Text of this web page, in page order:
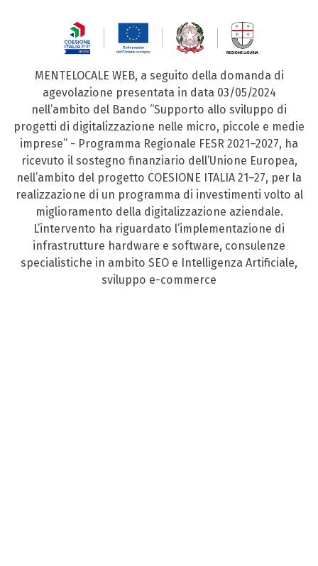
MENTELOCALE WEB, a seguito della domanda di
agevolazione presentata in data 03/05/2024
nell’ambito del Bando “Supporto allo sviluppo di
progetti di digitalizzazione nelle micro, piccole e medie
imprese” - Programma Regionale FESR 2021–2027, ha
ricevuto il sostegno finanziario dell’Unione Europea,
nell’ambito del progetto COESIONE ITALIA 21–27, per la
realizzazione di un programma di investimenti volto al
miglioramento della digitalizzazione aziendale.
L’intervento ha riguardato l’implementazione di
infrastrutture hardware e software, consulenze
specialistiche in ambito SEO e Intelligenza Artificiale,
sviluppo e-commerce